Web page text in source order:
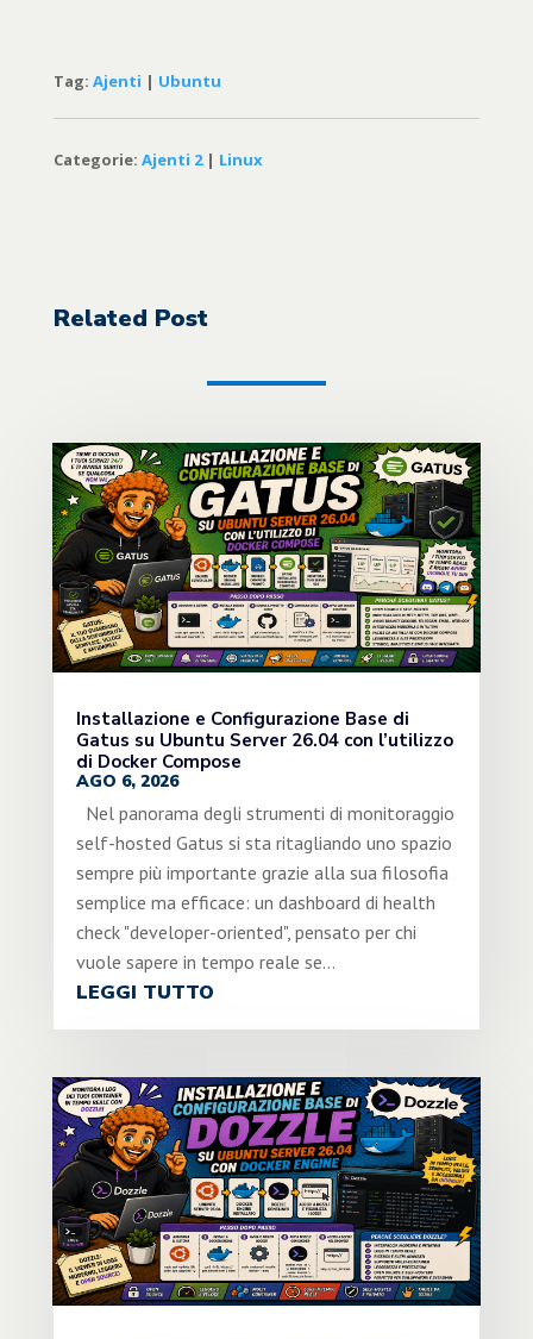
Tag: Ajenti | Ubuntu
Categorie: Ajenti 2| Linux
Related Post
Installazione e Configurazione Base di
Gatus su Ubuntu Server 26.04 con l’utilizzo
di Docker Compose
AGO 6, 2026
Nel panorama degli strumenti di monitoraggio
self-hosted Gatus si sta ritagliando uno spazio
sempre più importante grazie alla sua filosofia
semplice ma efficace: un dashboard di health
check "developer-oriented", pensato per chi
vuole sapere in tempo reale se...
LEGGI TUTTO